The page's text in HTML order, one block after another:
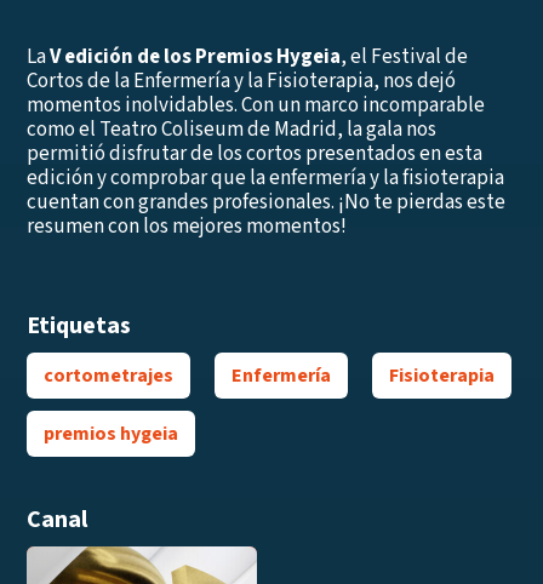
LaV edición de los Premios Hygeia, el Festival de
Cortos de la Enfermería y la Fisioterapia, nos dejó
momentos inolvidables. Con un marco incomparable
como el Teatro Coliseum de Madrid, la gala nos
permitió disfrutar de los cortos presentados en esta
edición y comprobar que la enfermería y la fisioterapia
cuentan con grandes profesionales. ¡No te pierdas este
resumen con los mejores momentos!
Etiquetas
cortometrajes Enfermería Fisioterapia
premios hygeia
Canal